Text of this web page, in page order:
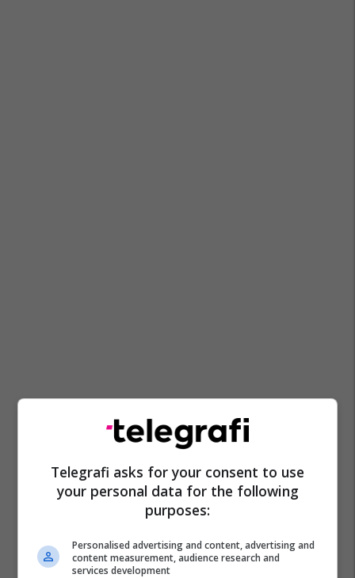
Telegrafi asks for your consent to use
your personal data for the following
purposes:
Personalised advertising and content, advertising and
content measurement, audience research and
services development